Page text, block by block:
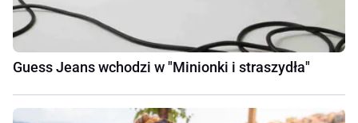
Guess Jeans wchodzi w "Minionki i straszydła"